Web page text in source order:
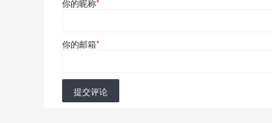
你的昵称*
你的邮箱*
提交评论